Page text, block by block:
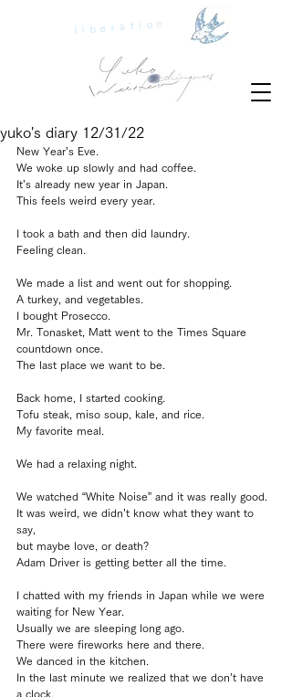
liberation
yuko's diary 12/31/22
New Year’s Eve.
We woke up slowly and had coffee.
It’s already new year in Japan.
This feels weird every year.
I took a bath and then did laundry.
Feeling clean.
We made a list and went out for shopping.
A turkey, and vegetables.
I bought Prosecco.
Mr. Tonasket, Matt went to the Times Square
countdown once.
The last place we want to be.
Back home, I started cooking.
Tofu steak, miso soup, kale, and rice.
My favorite meal.
We had a relaxing night.
We watched “White Noise” and it was really good.
It was weird, we didn’t know what they want to
say,
but maybe love, or death?
Adam Driver is getting better all the time.
I chatted with my friends in Japan while we were
waiting for New Year.
Usually we are sleeping long ago.
There were fireworks here and there.
We danced in the kitchen.
In the last minute we realized that we don’t have
a clock.